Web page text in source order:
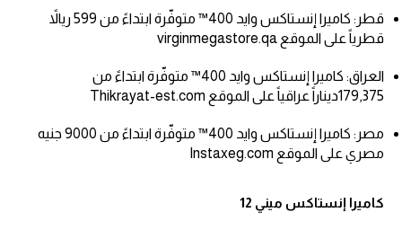
قطر: كاميرا إنستاكس وايد 400™ متوفّرة ابتداءً من 599 ريالاً
قطرياً على الموقع virginmegastore.qa
العراق: كاميرا إنستاكس وايد 400™ متوفّرة ابتداءً من
179,375ديناراً عراقياً على الموقع Thikrayat-est.com
مصر: كاميرا إنستاكس وايد 400™ متوفّرة ابتداءً من 9000 جنيه
مصري على الموقع Instaxeg.com
كاميرا إنستاكس ميني 12